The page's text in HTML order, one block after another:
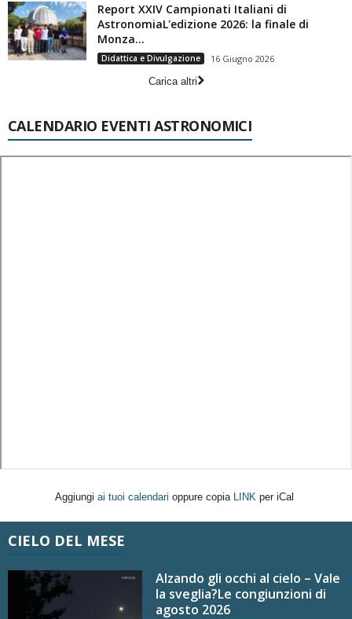
Report XXIV Campionati Italiani di
AstronomiaL'edizione 2026: la finale di
Monza...
Didattica e Divulgazione
16 Giugno 2026
Carica altri
CALENDARIO EVENTI ASTRONOMICI
Aggiungi ai tuoi calendari oppure copia LINK per iCal
CIELO DEL MESE
Alzando gli occhi al cielo – Vale
la sveglia?Le congiunzioni di
agosto 2026